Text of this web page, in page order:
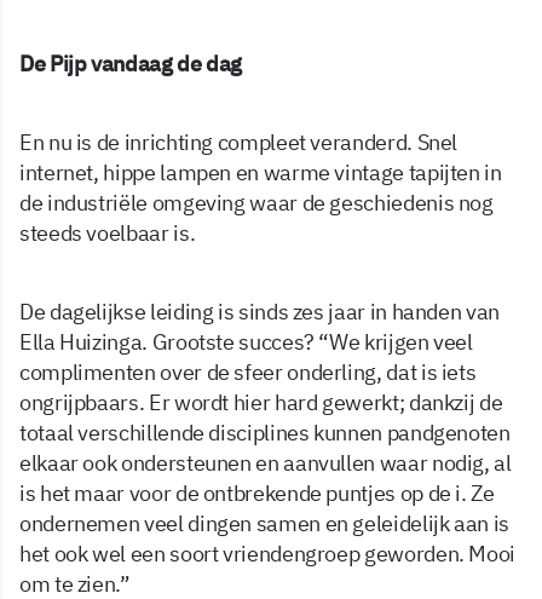
De Pijp vandaag de dag
En nu is de inrichting compleet veranderd. Snel
internet, hippe lampen en warme vintage tapijten in
de industriële omgeving waar de geschiedenis nog
steeds voelbaar is.
De dagelijkse leiding is sinds zes jaar in handen van
Ella Huizinga. Grootste succes? “We krijgen veel
complimenten over de sfeer onderling, dat is iets
ongrijpbaars. Er wordt hier hard gewerkt; dankzij de
totaal verschillende disciplines kunnen pandgenoten
elkaar ook ondersteunen en aanvullen waar nodig, al
is het maar voor de ontbrekende puntjes op de i. Ze
ondernemen veel dingen samen en geleidelijk aan is
het ook wel een soort vriendengroep geworden. Mooi
om te zien.”